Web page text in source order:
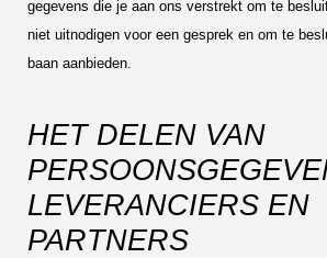
gegevens die je aan ons verstrekt om te
niet uitnodigen voor een gesprek en om te
baan aanbieden.
HET DELEN VAN
LEVERANCIERS EN
PARTNERS